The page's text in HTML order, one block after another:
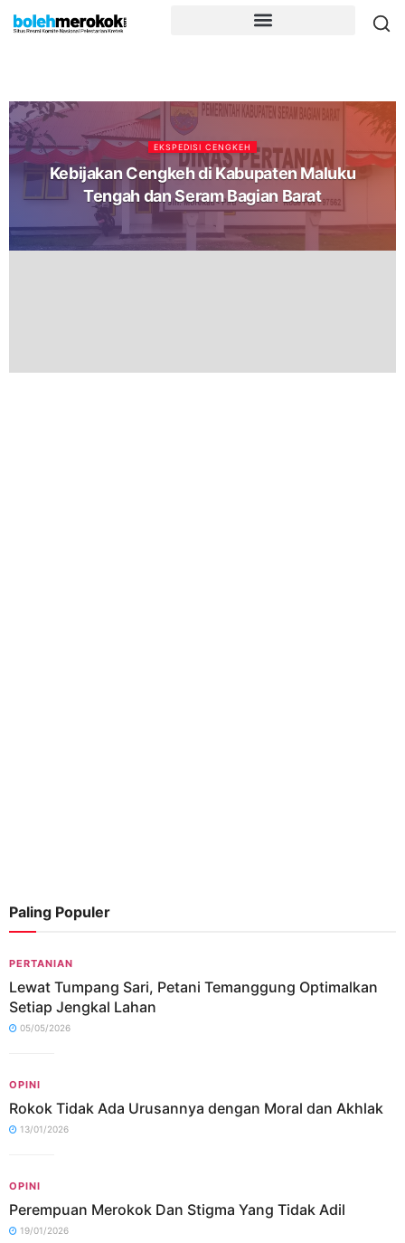
EKSPEDISI CENGKEH
Kebijakan Cengkeh di Kabupaten Maluku
Tengah dan Seram Bagian Barat
Paling Populer
PERTANIAN
Lewat Tumpang Sari, Petani Temanggung Optimalkan
Setiap Jengkal Lahan
05/05/2026
OPINI
Rokok Tidak Ada Urusannya dengan Moral dan Akhlak
13/01/2026
OPINI
Perempuan Merokok Dan Stigma Yang Tidak Adil
19/01/2026